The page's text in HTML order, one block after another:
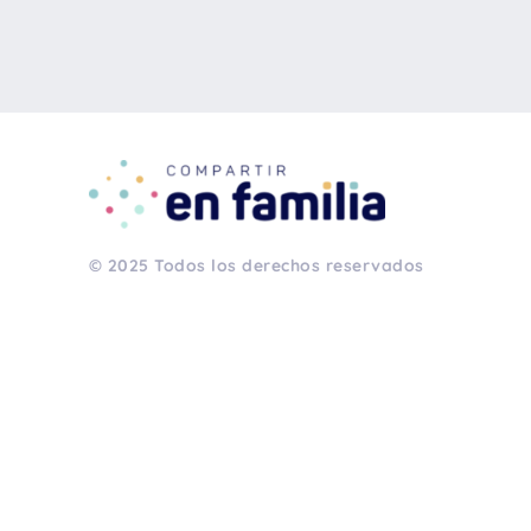
© 2025 Todos los derechos reservados